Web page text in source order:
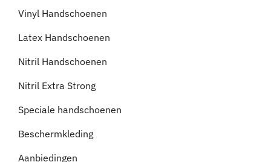
Vinyl Handschoenen
Latex Handschoenen
Nitril Handschoenen
Nitril Extra Strong
Speciale handschoenen
Beschermkleding
Aanbiedingen